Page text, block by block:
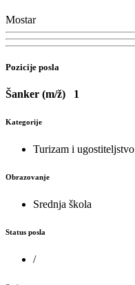
Mostar
Pozicije posla
Šanker (m/ž) 1
Kategorije
Turizam i ugostiteljstvo
Obrazovanje
Srednja škola
Status posla
/